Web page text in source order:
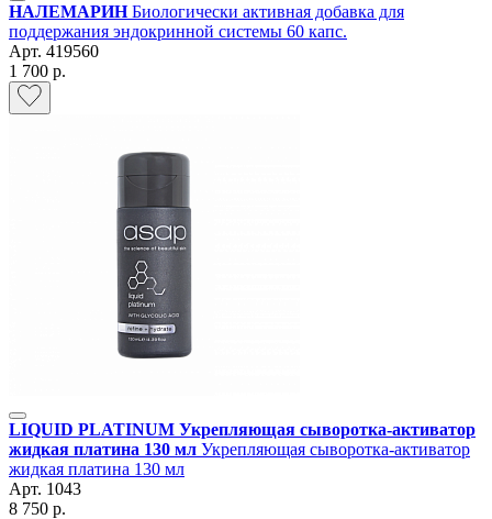
НАЛЕМАРИНБиологически активная добавка для
поддержания эндокринной системы 60 капс.
Арт. 419560
1 700 р.
LIQUID PLATINUM Укрепляющая сыворотка-активатор
жидкая платина 130 мл Укрепляющая сыворотка-активатор
жидкая платина 130 мл
Арт. 1043
8 750 р.